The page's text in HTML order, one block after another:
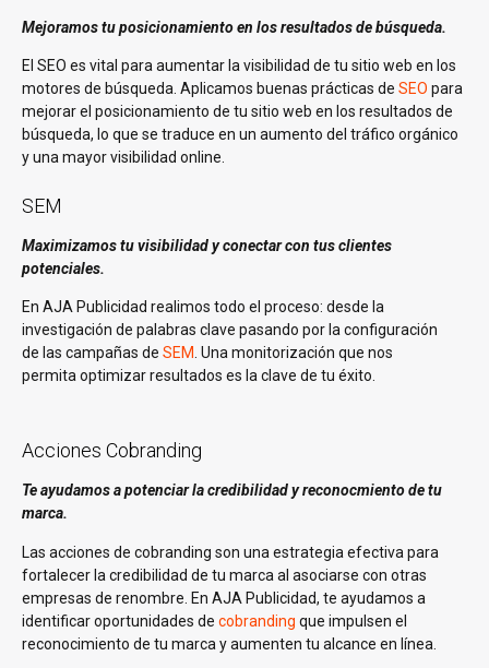
Mejoramos tu posicionamiento en los resultados de búsqueda.
El SEO es vital para aumentar la visibilidad de tu sitio web en los
motores de búsqueda. Aplicamos buenas prácticas de SEO para
mejorar el posicionamiento de tu sitio web en los resultados de
búsqueda, lo que se traduce en un aumento del tráfico orgánico
y una mayor visibilidad online.
SEM
Maximizamos tu visibilidad y conectar con tus clientes
potenciales.
En AJA Publicidad realimos todo el proceso: desde la
investigación de palabras clave pasando por la configuración
de las campañas de SEM. Una monitorización que nos
permita optimizar resultados es la clave de tu éxito.
Acciones Cobranding
Te ayudamos a potenciar la credibilidad y reconocmiento de tu
marca.
Las acciones de cobranding son una estrategia efectiva para
fortalecer la credibilidad de tu marca al asociarse con otras
empresas de renombre. En AJA Publicidad, te ayudamos a
identificar oportunidades de cobranding que impulsen el
reconocimiento de tu marca y aumenten tu alcance en línea.